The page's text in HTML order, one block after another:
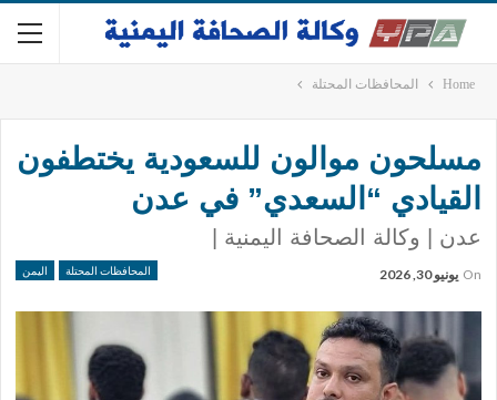
Home المحافظات المحتلة
مسلحون موالون للسعودية يختطفون
القيادي “السعدي” في عدن
عدن | وكالة الصحافة اليمنية |
المحافظات المحتلة اليمن On يونيو 30, 2026